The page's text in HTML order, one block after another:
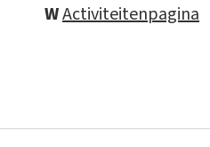
WActiviteitenpagina